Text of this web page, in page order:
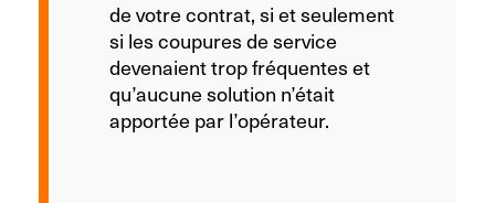
de votre contrat, si et seulement
si les coupures de service
devenaient trop fréquentes et
qu’aucune solution n’était
apportée par l’opérateur.